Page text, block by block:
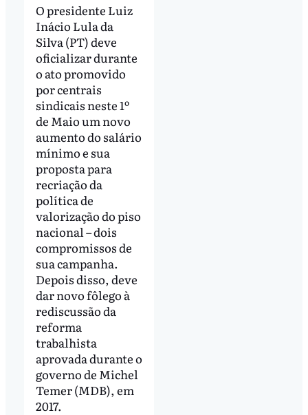
O presidente Luiz
Inácio Lula da
Silva (PT) deve
oficializar durante
o ato promovido
por centrais
sindicais neste 1º
de Maio um novo
aumento do salário
mínimo e sua
proposta para
recriação da
política de
valorização do piso
nacional – dois
compromissos de
sua campanha.
Depois disso, deve
dar novo fôlego à
rediscussão da
reforma
trabalhista
aprovada durante o
governo de Michel
Temer (MDB), em
2017.